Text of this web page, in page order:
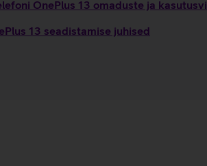
OnePlus 13 omaduste ja
13 seadistamise juhised